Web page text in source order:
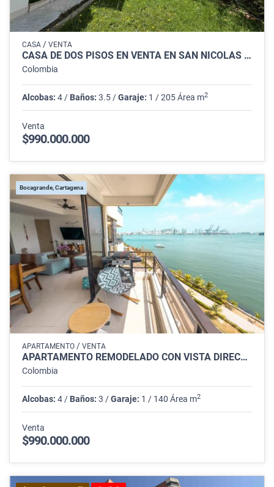
CASA / VENTA
CASA DE DOS PISOS EN VENTA EN SAN NICOLÁS – SUBA, BOGOTÁ
Colombia
Alcobas: 4 / Baños: 3.5 /Garaje: 1 / 205 Área m2
Venta
$990.000.000
Bocagrande, Cartagena
APARTAMENTO / VENTA
APARTAMENTO REMODELADO CON VISTA DIRECTA A LA BAHÍA EN CARTAGENA
Colombia
Alcobas: 4 / Baños: 3 /Garaje: 1 / 140 Área m2
Venta
$990.000.000